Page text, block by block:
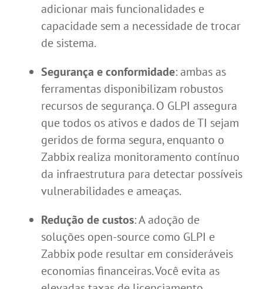
adicionar mais funcionalidades e
capacidade sem a necessidade de trocar
de sistema.
Segurança e conformidade: ambas as
ferramentas disponibilizam robustos
recursos de segurança. O GLPI assegura
que todos os ativos e dados de TI sejam
geridos de forma segura, enquanto o
Zabbix realiza monitoramento contínuo
da infraestrutura para detectar possíveis
vulnerabilidades e ameaças.
Redução de custos: A adoção de
soluções open-source como GLPI e
Zabbix pode resultar em consideráveis
economias financeiras. Você evita as